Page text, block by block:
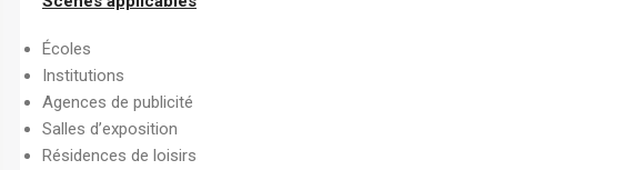
Écoles
Institutions
Agences de publicité
Salles d’exposition
Résidences de loisirs